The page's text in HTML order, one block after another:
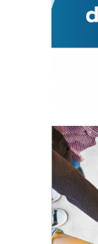
La
18